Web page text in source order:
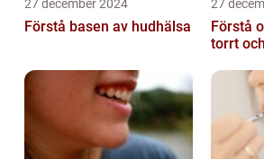
27 december 2024
Förstå basen av hudhälsa
27
Förstå
torrt